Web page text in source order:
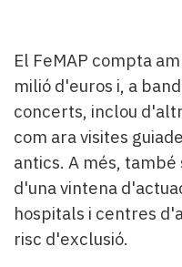
El FeMAP compta
milió d'euros i, a
concerts, inclou
com ara visites
antics. A més,
d'una vintena
hospitals i centres
risc d'exclusió.